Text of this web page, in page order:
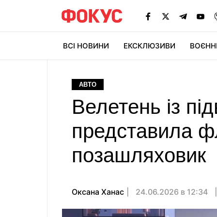
ВСІ НОВИНИ ЕКСКЛЮЗИВИ
АВТО
Велетень із
представила
позашляховик
Оксана Ханас 24.06.2026 в 12:34